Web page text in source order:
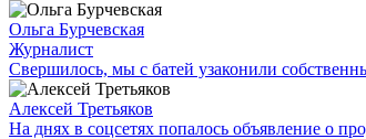
Ольга Бурчевская
Журналист
Свершилось, мы с батей узаконили
Алексей Третьяков
На днях в соцсетях попалось объявление о